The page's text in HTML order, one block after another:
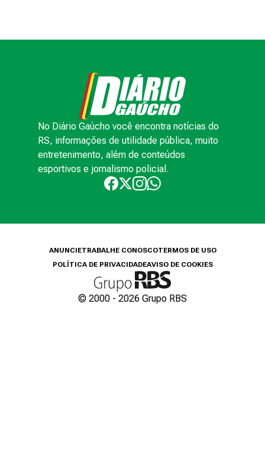
No Diário Gaúcho você encontra notícias do
RS, informações de utilidade pública, muito
entretenimento, além de conteúdos
esportivos e jornalismo policial.
ANUNCIETRABALHE CONOSCOTERMOS DE USO
POLÍTICA DE PRIVACIDADEAVISO DE COOKIES
© 2000 - 2026 Grupo RBS